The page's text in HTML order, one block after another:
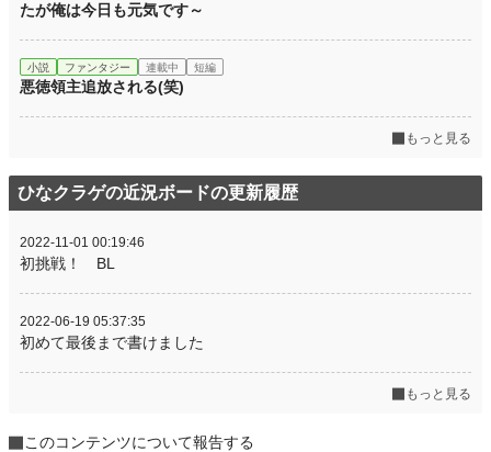
たが俺は今日も元気です～
小説 ファンタジー 連載中 短編
悪徳領主追放される(笑)
もっと見る
ひなクラゲの近況ボードの更新履歴
2022-11-01 00:19:46
初挑戦！ BL
2022-06-19 05:37:35
初めて最後まで書けました
もっと見る
このコンテンツについて報告する